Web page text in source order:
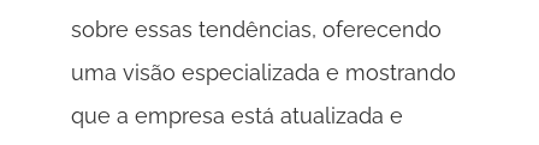
sobre essas tendências, oferecendo
uma visão especializada e mostrando
que a empresa está atualizada e